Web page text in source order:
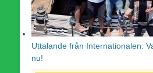
Uttalande från Internationalen:
nu!